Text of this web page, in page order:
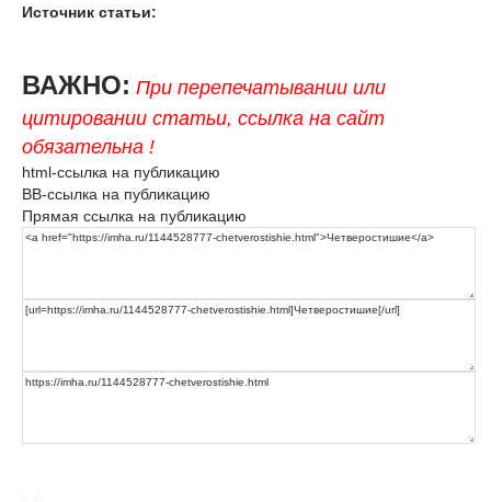
Источник статьи:
ВАЖНО: При перепечатывании или
цитировании статьи, ссылка на сайт
обязательна !
html-ссылка на публикацию
BB-ссылка на публикацию
Прямая ссылка на публикацию